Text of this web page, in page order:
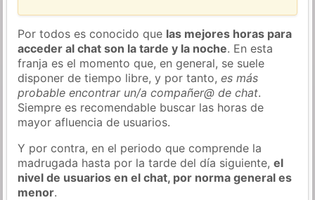
Por todos es conocido que las mejores horas para
acceder al chat son la tarde y la noche. En esta
franja es el momento que, en general, se suele
disponer de tiempo libre, y por tanto,es más
probable encontrar un/a compañer@ de chat.
Siempre es recomendable buscar las horas de
mayor afluencia de usuarios.
Y por contra, en el periodo que comprende la
madrugada hasta por la tarde del día siguiente,el
nivel de usuarios en el chat, por norma general es
menor.